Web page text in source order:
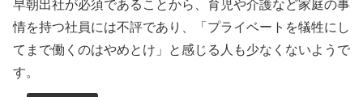
早朝出社が必須であることから、育児や介護など家庭の事
情を持つ社員には不評であり、「プライベートを犠牲にし
てまで働くのはやめとけ」と感じる人も少なくないようで
す。